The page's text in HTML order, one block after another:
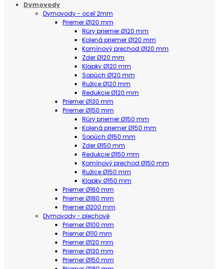
Dymovody
Dymovody - oceľ 2mm
Priemer Ø120 mm
Rúry priemer Ø120 mm
Kolená priemer Ø120 mm
Komínový prechod Ø120 mm
Zder Ø120 mm
Klapky Ø120 mm
Sopúch Ø120 mm
Ružice Ø120 mm
Redukcie Ø120 mm
Priemer Ø130 mm
Priemer Ø150 mm
Rúry priemer Ø150 mm
Kolená priemer Ø150 mm
Sopúch Ø150 mm
Zder Ø150 mm
Redukcie Ø150 mm
Komínový prechod Ø150 mm
Ružice Ø150 mm
Klapky Ø150 mm
Priemer Ø160 mm
Priemer Ø180 mm
Priemer Ø200 mm
Dymovody - plechové
Priemer Ø100 mm
Priemer Ø110 mm
Priemer Ø120 mm
Priemer Ø130 mm
Priemer Ø150 mm